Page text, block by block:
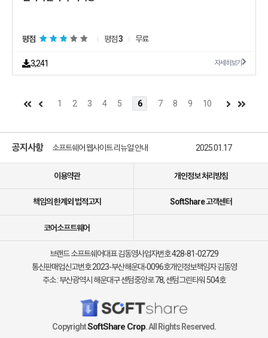
평점 평점3 무료
3,241 자세히보기
1 2 3 4 5 6 7 8 9 10
공지사항
소프트쉐어 신규 소프트웨어 추가 안내
소프트쉐어 웹사이트 리뉴얼 안내
2025.01.17
소프트쉐어 신규 소프트웨어 추가 안내
2025.01.17
이용약관
개인정보 처리방침
책임의 한계외 법적고지 SoftShare 고객센터
코어소프트웨어
브랜드 소프트쉐어대표 김동영사업자번호 428-81-02729
통신판매업신고번호 2023-부산해운대-0096호개인정보책임자 김동영
주소 : 부산광역시 해운대구 센텀중앙로 78, 센텀그린타워 504호
CopyrightSoftShare Crop. All Rights Reserved.